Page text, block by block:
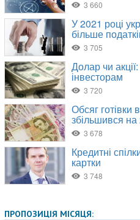
ПРОПОЗИЦІЯ МІСЯЦЯ: